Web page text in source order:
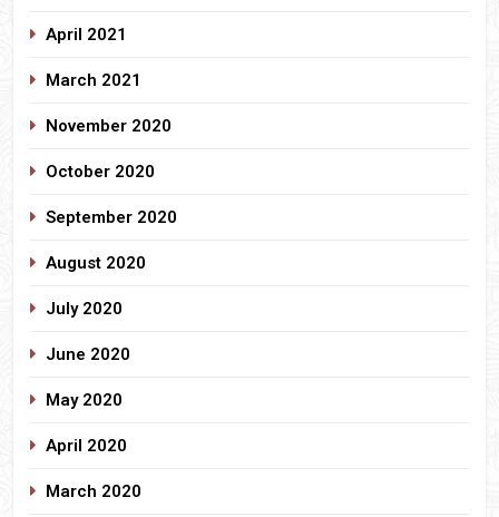
April 2021
March 2021
November 2020
October 2020
September 2020
August 2020
July 2020
June 2020
May 2020
April 2020
March 2020